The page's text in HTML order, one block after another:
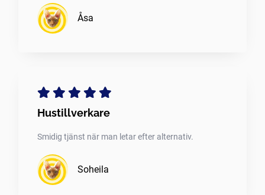
Åsa
Hustillverkare
Smidig tjänst när man letar efter alternativ.
Soheila